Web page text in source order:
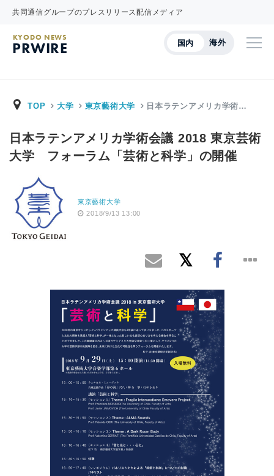
共同通信グループのプレスリリース配信メディア
国内 海外
KYODO NEWS
PRWIRE
TOP 大学 東京藝術大学 日本ラテンアメリカ学術…
日本ラテンアメリカ学術会議 2018 東京芸術
大学 フォーラム「芸術と科学」の開催
東京藝術大学
2018/9/13 13:00